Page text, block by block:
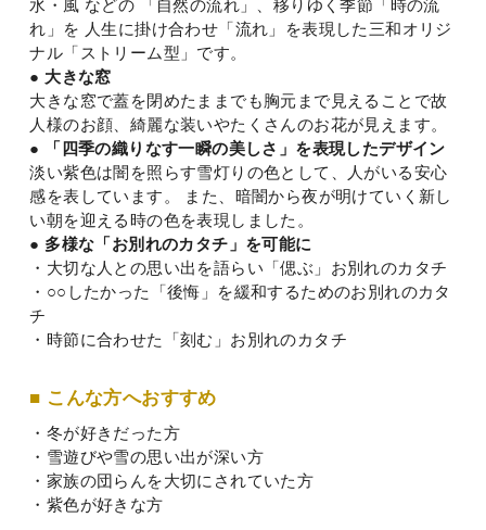
水・風 などの 「自然の流れ」、移りゆく季節「時の流
れ」を 人生に掛け合わせ「流れ」を表現した 三和オリジ
ナル「ストリーム型」です。
● 大きな窓
大きな窓で蓋を閉めたままでも胸元まで見えることで故
人様のお顔、綺麗な装いやたくさんのお花が見えます。
● 「四季の織りなす一瞬の美しさ」を表現したデザイン
淡い紫色は闇を照らす雪灯りの色として、人がいる安心
感を表しています。 また、暗闇から夜が明けていく新し
い朝を迎える時の色を表現しました。
● 多様な「お別れのカタチ」を可能に
・大切な人との思い出を語らい「偲ぶ」お別れのカタチ
・○○したかった「後悔」を緩和するためのお別れのカタ
チ
・時節に合わせた「刻む」お別れのカタチ
■ こんな方へおすすめ
・冬が好きだった方
・雪遊びや雪の思い出が深い方
・家族の団らんを大切にされていた方
・紫色が好きな方